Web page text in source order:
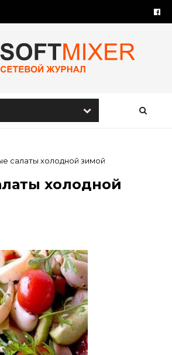
салаты холодной зимой
холодной